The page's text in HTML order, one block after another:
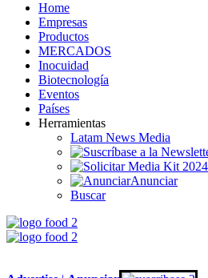
Home
Empresas
Productos
MERCADOS
Inocuidad
Biotecnología
Eventos
Países
Herramientas
Latam News Media
Anunciar
Buscar